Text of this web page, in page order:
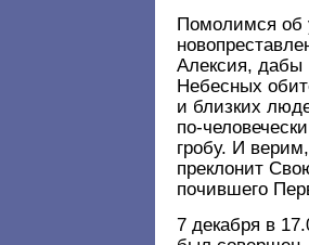
Помолимся об
Алексия, дабы
Небесных
и близких
по-
гробу. И
преклонит
почившего
7 декабря в